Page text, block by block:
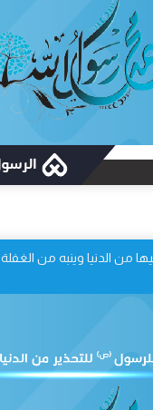
من الدنيا وينبه من الغفلة